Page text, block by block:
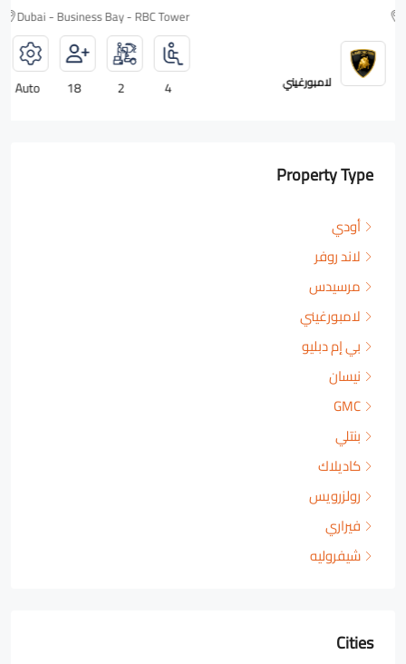
4
2 رولزرويس
Property Type
أودي
لاند روفر
مرسيدس
لامبورغيني
بي إم دبليو
نيسان
GMC
بنتلي
كاديلاك
رولزرويس
فيراري
شيفروليه
Cities